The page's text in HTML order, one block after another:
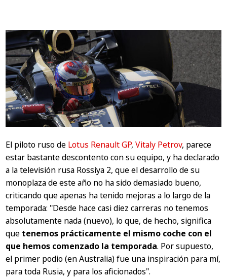
El piloto ruso de Lotus Renault GP,Vitaly Petrov, parece
estar bastante descontento con su equipo, y ha declarado
a la televisión rusa Rossiya 2, que el desarrollo de su
monoplaza de este año no ha sido demasiado bueno,
criticando que apenas ha tenido mejoras a lo largo de la
temporada: "Desde hace casi diez carreras no tenemos
absolutamente nada (nuevo), lo que, de hecho, significa
que tenemos prácticamente el mismo coche con el
que hemos comenzado la temporada. Por supuesto,
el primer podio (en Australia) fue una inspiración para mí,
para toda Rusia, y para los aficionados".